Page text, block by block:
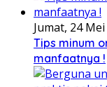
Jumat, 24
Tips minum
manfaatnya !